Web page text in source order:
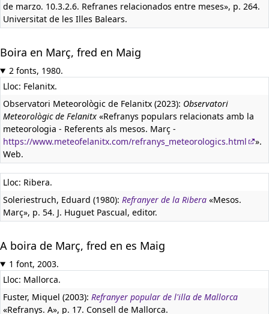
de marzo. 10.3.2.6. Refranes relacionados entre meses», p. 264.
Universitat de les Illes Balears.
Boira en Març, fred en Maig
2 fonts, 1980.
Lloc: Felanitx.
Observatori Meteorològic de Felanitx (2023): Observatori
Meteorològic de Felanitx «Refranys populars relacionats amb la
meteorologia - Referents als mesos. Març -
https://www.meteofelanitx.com/refranys_meteorologics.html
».
Web.
Lloc: Ribera.
Soleriestruch, Eduard (1980): Refranyer de la Ribera «Mesos.
Març», p. 54. J. Huguet Pascual, editor.
A boira de Març, fred en es Maig
1 font, 2003.
Lloc: Mallorca.
Fuster, Miquel (2003): Refranyer popular de l'illa de Mallorca
«Refranys. A», p. 17. Consell de Mallorca.